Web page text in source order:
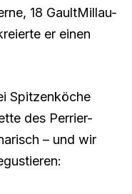
18 GaultMillau-
er einen
Spitzenköche
des Perrier-
– und wir